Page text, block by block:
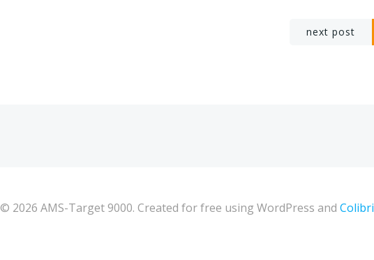
next post
© 2026 AMS-Target 9000. Created for free using WordPress and Colibri